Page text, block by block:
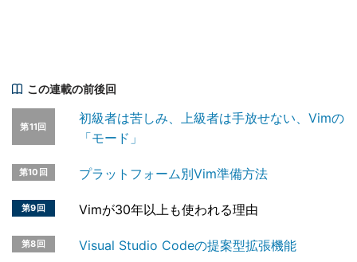
この連載の前後回
第11回
初級者は苦しみ、上級者は手放せない、Vimの
「モード」
第10回 プラットフォーム別Vim準備方法
第9回 Vimが30年以上も使われる理由
第8回 Visual Studio Codeの提案型拡張機能